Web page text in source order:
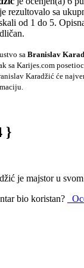
rezultovalo sa
od 1 do 5.
sa Branislav
sa Karijes.com
Karadžić će
}
je majstor u
bio koristan?